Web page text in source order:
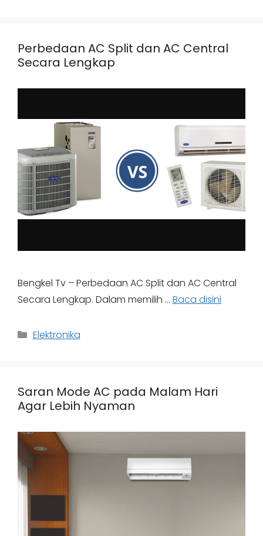
Perbedaan AC Split dan AC Central
Secara Lengkap
Bengkel Tv – Perbedaan AC Split dan AC Central
Secara Lengkap. Dalam memilih … Baca disini
Categories
Elektronika
Saran Mode AC pada Malam Hari
Agar Lebih Nyaman